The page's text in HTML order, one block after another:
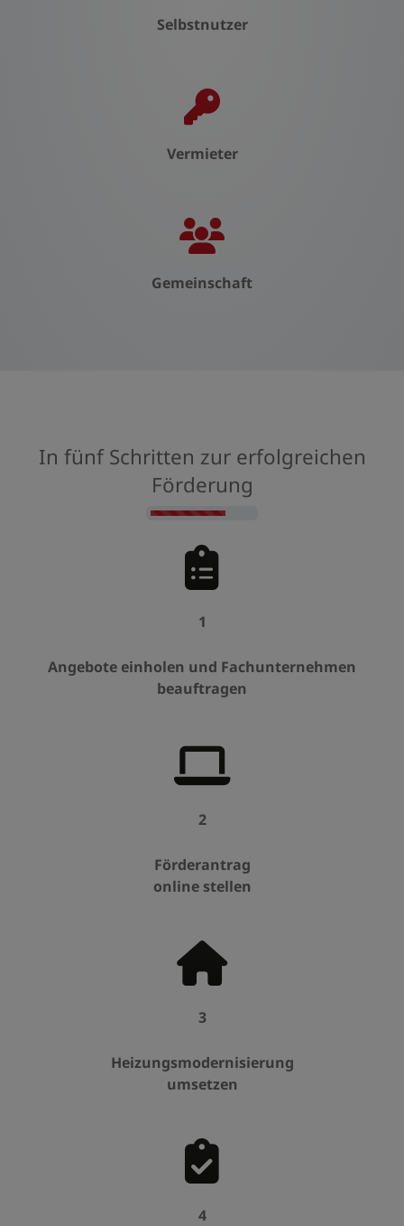
Selbstnutzer
Vermieter
Gemeinschaft
In fünf Schritten zur erfolgreichen
Förderung
1
Angebote einholen und Fachunternehmen
beauftragen
2
Förderantrag
online stellen
3
Heizungsmodernisierung
umsetzen
4